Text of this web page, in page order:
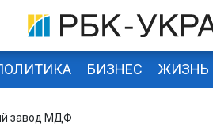
БИЗНЕС ЖИЗНЬ
завод МДФ